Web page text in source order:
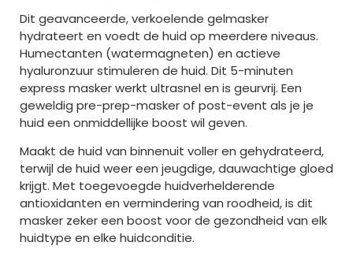
Dit geavanceerde, verkoelende gelmasker
hydrateert en voedt de huid op meerdere niveaus.
Humectanten (watermagneten) en actieve
hyaluronzuur stimuleren de huid. Dit 5-minuten
express masker werkt ultrasnel en is geurvrij. Een
geweldig pre-prep-masker of post-event als je je
huid een onmiddellijke boost wil geven.
Maakt de huid van binnenuit voller en gehydrateerd,
terwijl de huid weer een jeugdige, dauwachtige gloed
krijgt. Met toegevoegde huidverhelderende
antioxidanten en vermindering van roodheid, is dit
masker zeker een boost voor de gezondheid van elk
huidtype en elke huidconditie.